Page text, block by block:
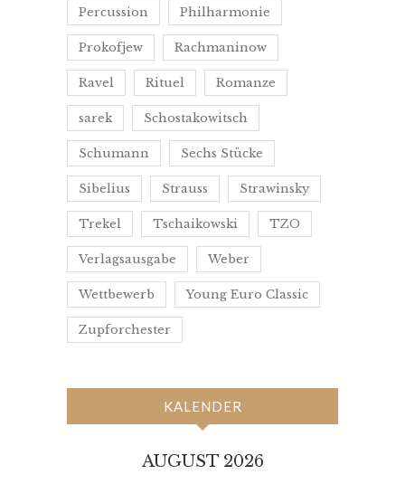
Percussion Philharmonie
Prokofjew Rachmaninow
Ravel Rituel Romanze
sarek Schostakowitsch
Schumann Sechs Stücke
Sibelius Strauss Strawinsky
Trekel Tschaikowski TZO
Verlagsausgabe Weber
Wettbewerb Young Euro Classic
Zupforchester
KALENDER
AUGUST 2026